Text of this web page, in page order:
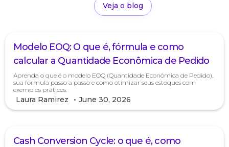
Veja o blog
Modelo EOQ: O que é, fórmula e como
calcular a Quantidade Econômica de Pedido
Aprenda o que é o modelo EOQ (Quantidade Econômica de Pedido),
sua fórmula passo a passo e como otimizar seus estoques com
exemplos práticos.
Laura Ramirez • June 30, 2026
Cash Conversion Cycle: o que é, como